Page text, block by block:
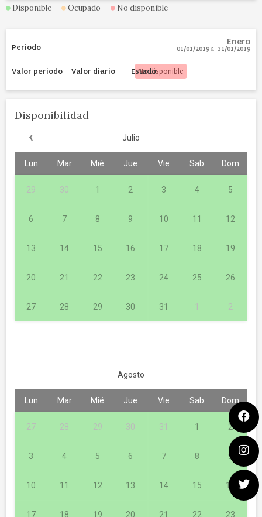
Disponible Ocupado No disponible
Enero
01/01/2019al 31/01/2019
No disponible
Disponibilidad
‹ Julio
Lun Mar Mié Jue Vie Sab Dom
29 30 1 2 3 4 5
6 7 8 9 10 11 12
13 14 15 16 17 18 19
20 21 22 23 24 25 26
27 28 29 30 31 1 2
Agosto
Lun Mar Mié Jue Vie Sab Dom
27 28 29 30 31 1 2
3 4 5 6 7 8 9
10 11 12 13 14 15 16
17 18 19 20 21 22 23